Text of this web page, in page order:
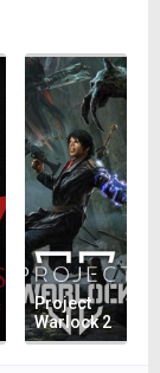
Project
Warlock 2